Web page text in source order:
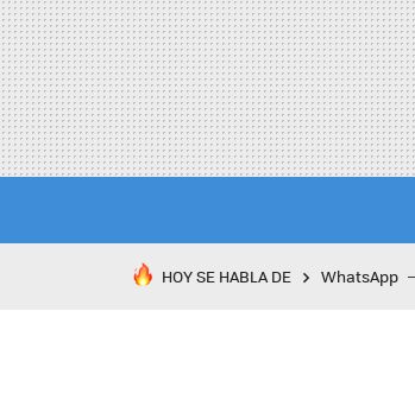
HOY SE HABLA DE WhatsApp